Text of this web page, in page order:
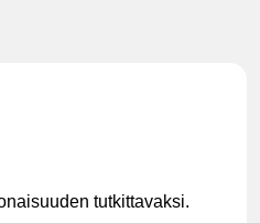
tutkittavaksi.